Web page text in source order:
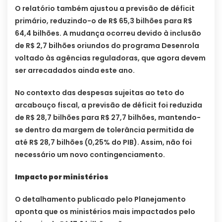
O relatório também ajustou a previsão de déficit
primário, reduzindo-o de R$ 65,3 bilhões para R$
64,4 bilhões. A mudança ocorreu devido à inclusão
de R$ 2,7 bilhões oriundos do programa Desenrola
voltado às agências reguladoras, que agora devem
ser arrecadados ainda este ano.
No contexto das despesas sujeitas ao teto do
arcabouço fiscal, a previsão de déficit foi reduzida
de R$ 28,7 bilhões para R$ 27,7 bilhões, mantendo-
se dentro da margem de tolerância permitida de
até R$ 28,7 bilhões (0,25% do PIB). Assim, não foi
necessário um novo contingenciamento.
Impacto por ministérios
O detalhamento publicado pelo Planejamento
aponta que os ministérios mais impactados pelo